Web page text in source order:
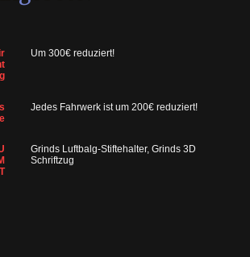
Um 300€ reduziert!
Jedes Fahrwerk ist um 200€ reduziert!
Grinds Luftbalg-Stiftehalter, Grinds 3D
Schriftzug